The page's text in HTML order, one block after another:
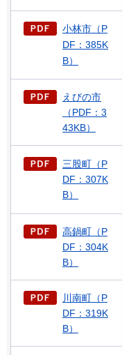
小林市（P
DF：385K
B）
えびの市
（PDF：3
43KB）
三股町（P
DF：307K
B）
高鍋町（P
DF：304K
B）
川南町（P
DF：319K
B）